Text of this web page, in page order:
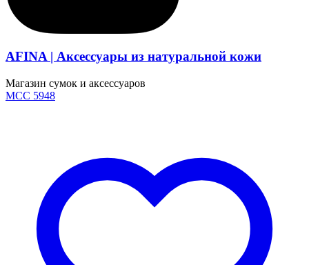
AFINA | Аксессуары из натуральной кожи
Магазин сумок и аксессуаров
MCC 5948